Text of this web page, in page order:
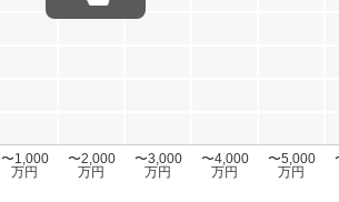
〜1,000
万円
〜2,000
万円
〜3,000
万円
〜4,000
万円
〜5,000
万円